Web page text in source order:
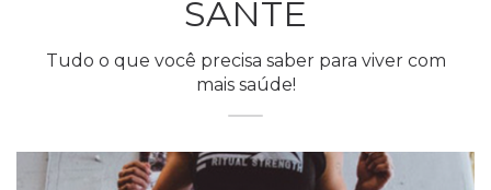
SANTÉ
Tudo o que você precisa saber para viver com
mais saúde!